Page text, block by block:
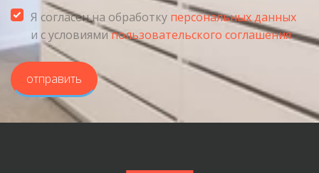
Я согласен на обработку персональных данных
и с условиямипользовательского соглашения
отправить